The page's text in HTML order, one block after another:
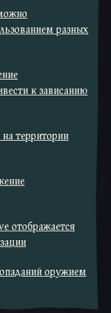
разных
к зависанию
территории
отображается
оружием